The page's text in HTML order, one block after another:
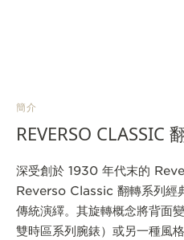
簡介
REVERSO CLASSIC
深受創於 1930 年代末的
Reverso Classic 翻轉系列經
傳統演繹。其旋轉概念將背面
雙時區系列腕錶）或另一種風